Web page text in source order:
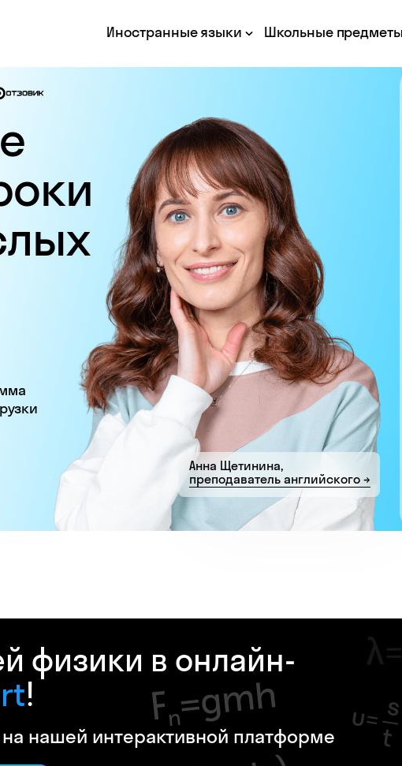
Иностранные языки Школьные
Анна Щетинина,
преподаватель английского →
физики в онлайн-
!
на нашей интерактивной платформе